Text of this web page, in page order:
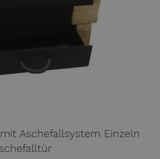
Aschefallsystem Einzeln